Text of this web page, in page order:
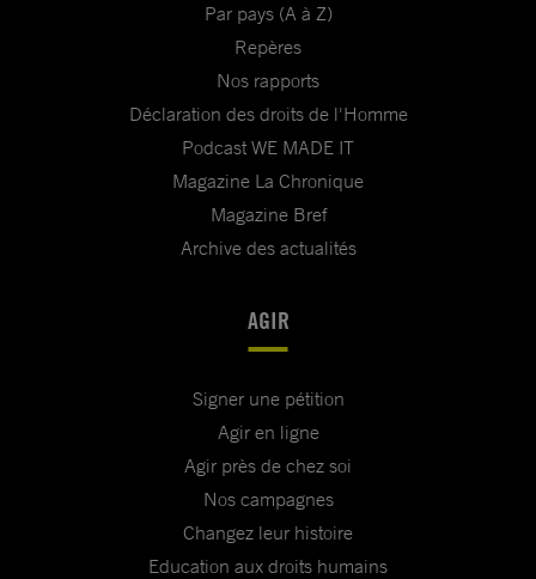
Par pays (A à Z)
Repères
Nos rapports
Déclaration des droits de l'Homme
Podcast WE MADE IT
Magazine La Chronique
Magazine Bref
Archive des actualités
AGIR
Signer une pétition
Agir en ligne
Agir près de chez soi
Nos campagnes
Changez leur histoire
Education aux droits humains